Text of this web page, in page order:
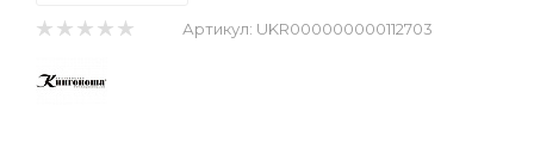
Артикул: UKR000000000112703